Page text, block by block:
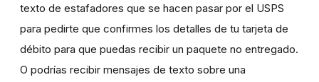
texto de estafadores que se hacen pasar por el USPS
para pedirte que confirmes los detalles de tu tarjeta de
débito para que puedas recibir un paquete no entregado.
O podrías recibir mensajes de texto sobre una